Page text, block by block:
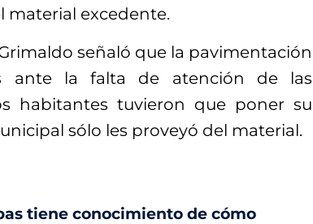
material excedente.
señaló que la pavimentación
ante la falta de atención de las
habitantes tuvieron que poner su
sólo les proveyó del material.
tiene conocimiento de cómo